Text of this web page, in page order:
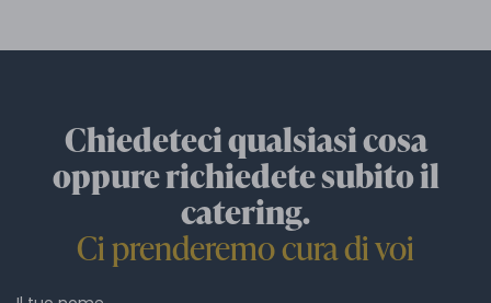
Chiedeteci qualsiasi cosa
oppure richiedete subito il
catering.
Ci prenderemo cura di voi